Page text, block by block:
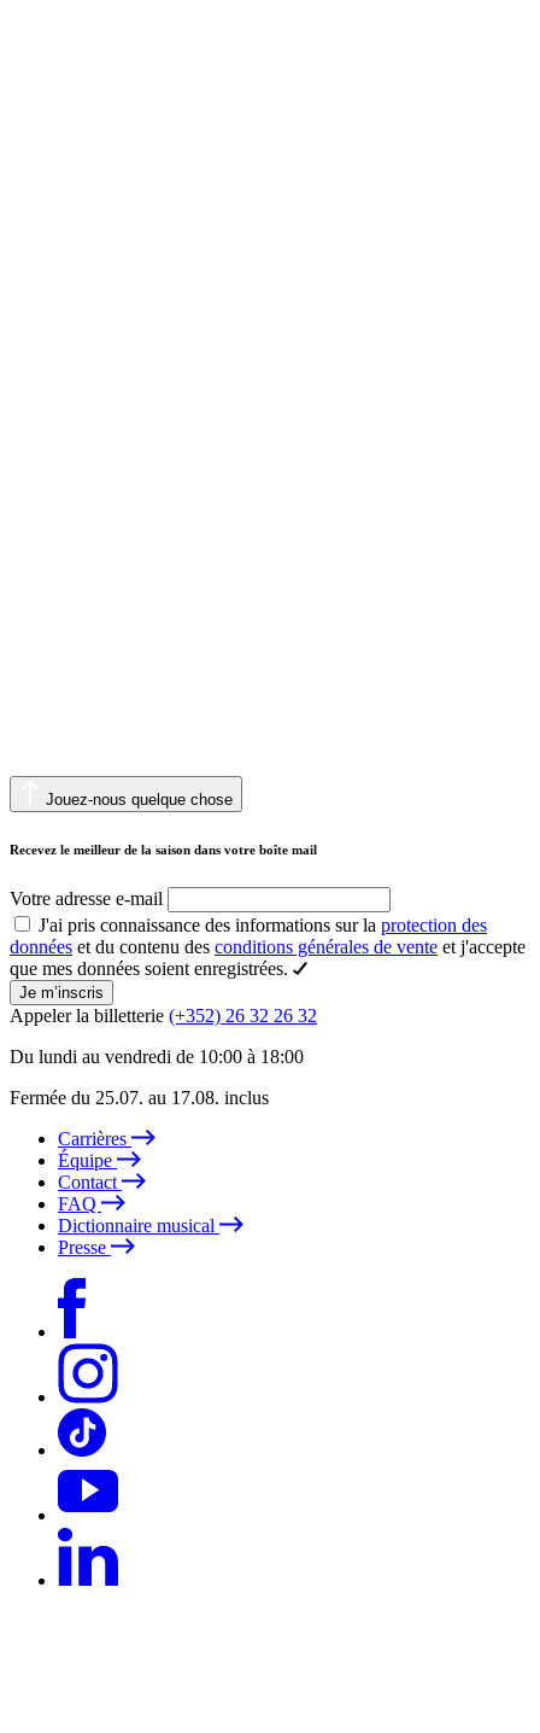
Jouez-nous quelque chose
Recevez le meilleur de la saison dans votre boîte mail
Votre adresse e-mail
J'ai pris connaissance des informations sur la protection des
données et du contenu des conditions générales de vente et j'accepte
que mes données soient enregistrées.
Je m’inscris
Appeler la billetterie (+352) 26 32 26 32
Du lundi au vendredi de 10:00 à 18:00
Fermée du 25.07. au 17.08. inclus
Carrières
Équipe
Contact
FAQ
Dictionnaire musical
Presse